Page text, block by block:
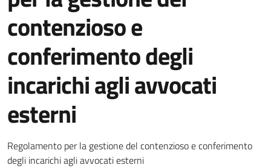
contenzioso e
conferimento degli
incarichi agli avvocati
esterni
Dettagli del documento
Regolamento per la gestione del contenzioso e conferimento
degli incarichi agli avvocati esterni